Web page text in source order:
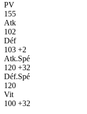
PV
155
Atk
102
Déf
103 +2
Atk.Spé
120 +32
Déf.Spé
120
Vit
100 +32